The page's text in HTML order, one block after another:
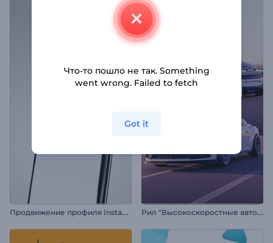
П
родвижение профиля Instagram Р
ил "Высокоскоростные автомобили"
Что-то пошло не так. Something
went wrong. Failed to fetch
Got it